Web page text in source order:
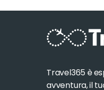
Travel365 è
avventura, il